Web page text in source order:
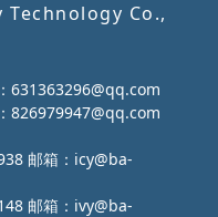
Technology Co.,
631363296@qq.com
826979947@qq.com
邮箱：icy@ba-
邮箱：ivy@ba-